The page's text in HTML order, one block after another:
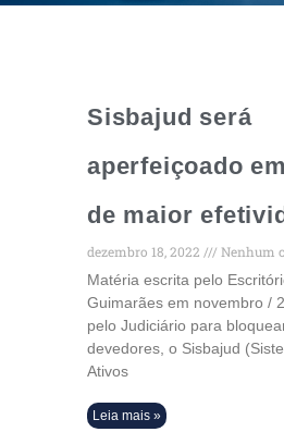
Sisbajud será
aperfeiçoado
de maior
dezembro 18, 2022
Nenhum
Matéria escrita pelo
Guimarães em novembro /
pelo Judiciário para
devedores, o Sisbajud
Ativos
Leia mais »